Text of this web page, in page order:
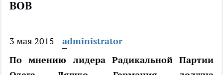
ВОВ
3 мая 2015
administrator
По мнению лидера Радикальной Партии